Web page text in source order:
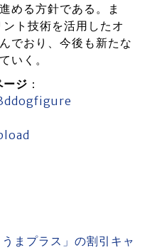
める方針である。ま
ト技術を活用したオ
でおり、今後も新たな
いく。
ージ ：
まプラス」の割引キャ